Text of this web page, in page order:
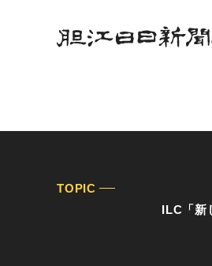
TOPIC
ILC「新しい進め方」必要